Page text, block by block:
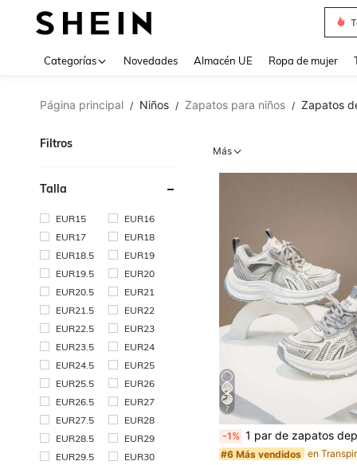
Categorías Novedades Almacén UE Ropa de mujer
Página principal / Niños / Zapatos para niños / Zapatos
Filtros
Talla
EUR15
EUR16
EUR17
EUR18
EUR18.5
EUR19
EUR19.5
EUR20
EUR20.5
EUR21
EUR21.5
EUR22
EUR22.5
EUR23
EUR23.5
EUR24
EUR24.5
EUR25
EUR25.5
EUR26
EUR26.5
EUR27
EUR27.5
EUR28
EUR28.5
EUR29
EUR29.5
EUR30
Más
7
-1% 1 par de zapatos deportivos infantiles de malla transpirable nuevos de primavera, zapatillas casuales ligeras vintage de suela gruesa para niñas,
#6 Más vendidos